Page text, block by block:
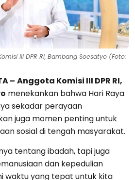
III DPR RI, Bambang Soesatyo (Foto:
– Anggota Komisi III DPR RI,
menekankan bahwa Hari Raya
sekadar perayaan
juga momen penting untuk
sosial di tengah masyarakat.
tentang ibadah, tapi juga
dan kepedulian
waktu yang tepat untuk kita